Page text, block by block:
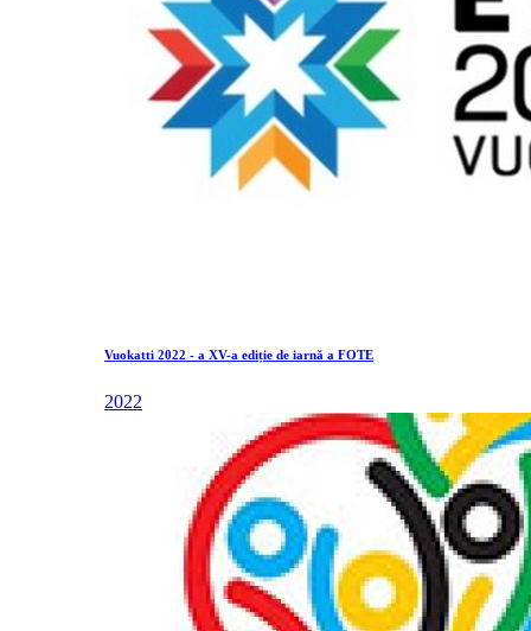
Vuokatti 2022 - a XV-a ediție de iarnă a FOTE
2022